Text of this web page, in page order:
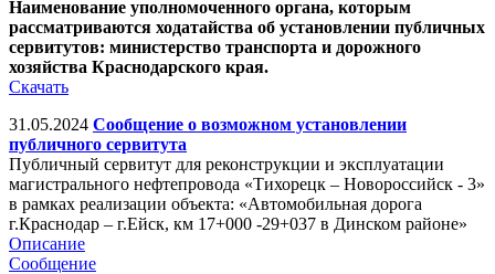
Наименование уполномоченного органа, которым
рассматриваются ходатайства об установлении публичных
сервитутов: министерство транспорта и дорожного
хозяйства Краснодарского края.
Скачать
31.05.2024 Сообщение о возможном установлении
публичного сервитута
Публичный сервитут для реконструкции и эксплуатации
магистрального нефтепровода «Тихорецк – Новороссийск - 3»
в рамках реализации объекта: «Автомобильная дорога
г.Краснодар – г.Ейск, км 17+000 -29+037 в Динском районе»
Описание
Сообщение